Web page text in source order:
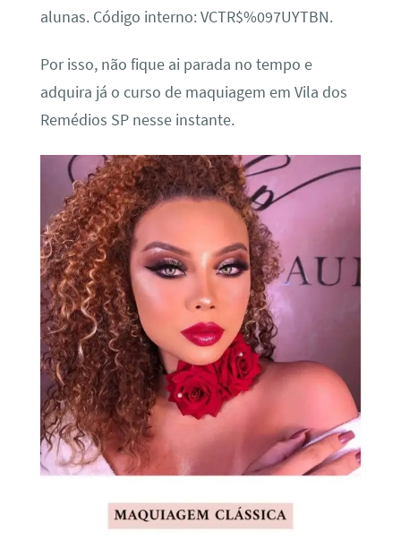
alunas. Código interno: VCTR$%097UYTBN.
Por isso, não fique ai parada no tempo e
adquira já o curso de maquiagem em Vila dos
Remédios SP nesse instante.